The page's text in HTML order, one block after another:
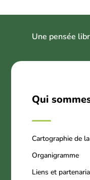
Une pensée
Qui
Cartographie de
Organigramme
Liens et